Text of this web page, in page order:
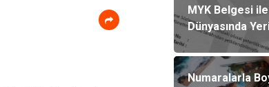
MYK Belgesi
Dünyasında
Numaralarla